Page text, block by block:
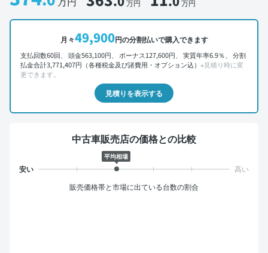
万円 万円
月々49,900円の分割払いで購入できます
支払回数60回、 頭金563,100円、 ボーナス127,600円、 実質年率6.9％、 分割
払金合計3,771,407円（各種税金及び諸費用・オプション込） ※見積り時に変
更できます。
見積りを表示する
中古車販売店の価格との比較
平均相場
販売価格帯と市場に出ている台数の割合